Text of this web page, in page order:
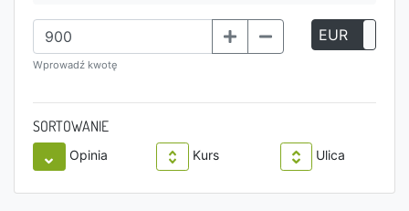
Wprowadź kwotę
EUR
SORTOWANIE
Opinia Kurs Ulica